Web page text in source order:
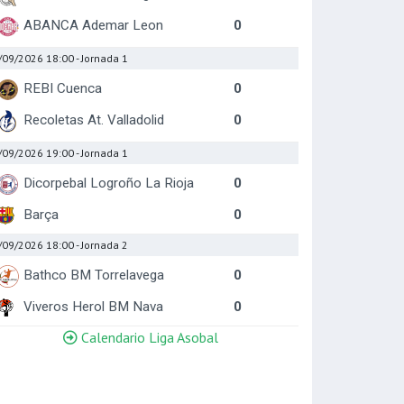
ABANCA Ademar Leon
0
2026 18:00- Jornada 1
REBI Cuenca
0
Recoletas At. Valladolid
0
2026 19:00- Jornada 1
Dicorpebal Logroño La Rioja
0
Barça
0
2026 18:00- Jornada 2
Bathco BM Torrelavega
0
Viveros Herol BM Nava
0
Calendario Liga Asobal